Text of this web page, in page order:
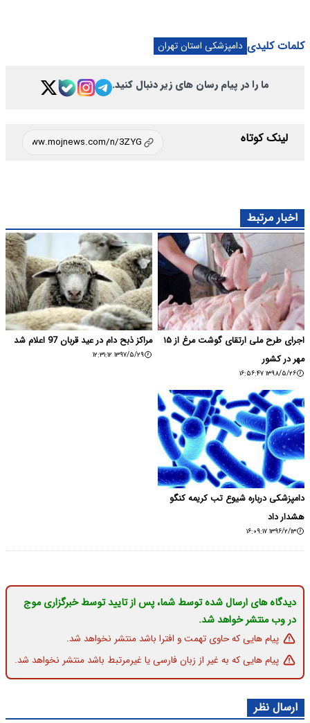
کلمات کلیدی دامپزشکی استان تهران
ما را در پیام رسان های زیر دنبال کنید.
لینک کوتاه
اخبار مرتبط
اجرای طرح ملی ارتقای گوشت مرغ از ۱۵
مهر در کشور
۱۳۹۸/۵/۲۶ ۱۶:۵۶:۴۷
مراکز ذبح دام در عید قربان 97 اعلام شد
۱۳۹۷/۵/۲۹ ۱۲:۳۱:۱۲
دامپزشکی درباره شیوع تب کریمه کنگو
هشدار داد
۱۳۹۶/۲/۱۳ ۱۶:۰۹:۱۷
دیدگاه های ارسال شده توسط شما، پس از تایید توسط خبرگزاری موج
در وب منتشر خواهد شد.
پیام هایی که حاوی تهمت و افترا باشد منتشر نخواهد شد.
پیام هایی که به غیر از زبان فارسی یا غیرمرتبط باشد منتشر نخواهد شد.
ارسال نظر